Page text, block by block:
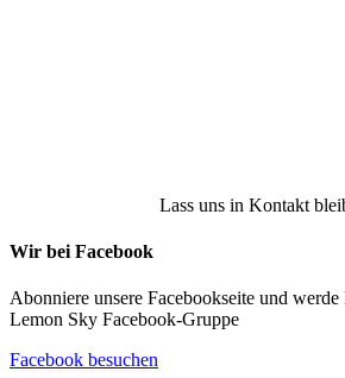
Lass uns in Kontakt
Wir bei Facebook
Abonniere unsere Facebookseite und
Lemon Sky Facebook-Gruppe
Facebook besuchen